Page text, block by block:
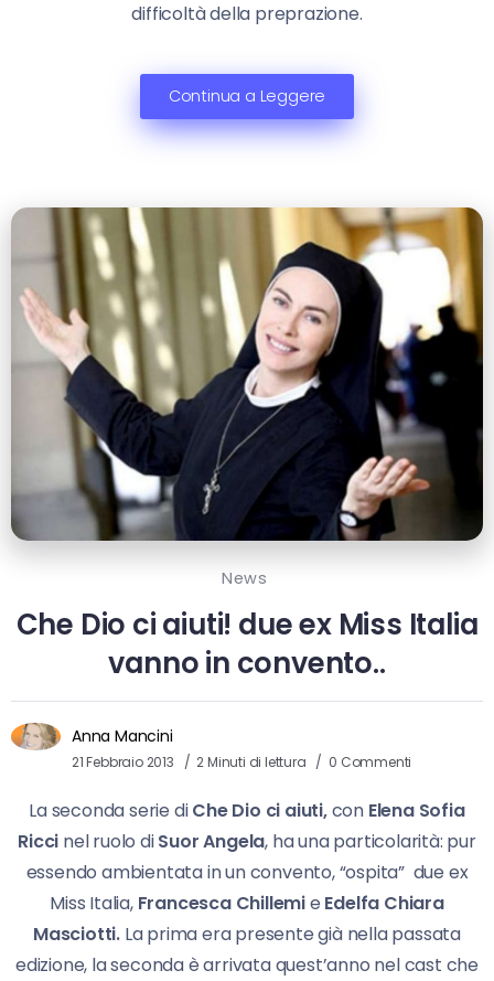
difficoltà della preprazione.
Continua a Leggere
News
Che Dio ci aiuti! due ex Miss Italia
vanno in convento..
Anna Mancini
21 Febbraio 2013 2 Minuti di lettura 0 Commenti
La seconda serie diChe Dio ci aiuti,con Elena Sofia
Ricci nel ruolo diSuor Angela, ha una particolarità: pur
essendo ambientata in un convento, “ospita” due ex
Miss Italia, Francesca Chillemie Edelfa Chiara
Masciotti. La prima era presente già nella passata
edizione, la seconda è arrivata quest’anno nel cast che